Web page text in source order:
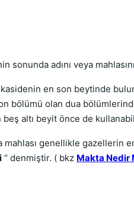
sonunda adını veya
en son beytinde
bölümü olan dua
altı beyit önce de
mahlası genellikle gazellerin
“ denmiştir. ( bkz Makta Nedir